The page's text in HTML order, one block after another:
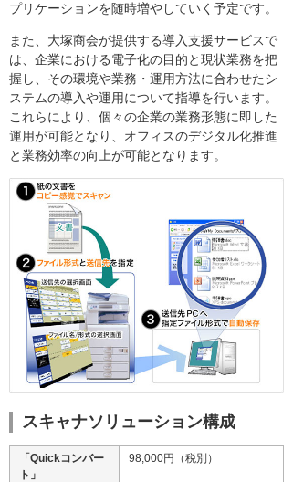
プリケーションを随時増やしていく予定です。
また、大塚商会が提供する導入支援サービスで
は、企業における電子化の目的と現状業務を把
握し、その環境や業務・運用方法に合わせたシ
ステムの導入や運用について指導を行います。
これらにより、個々の企業の業務形態に即した
運用が可能となり、オフィスのデジタル化推進
と業務効率の向上が可能となります。
スキャナソリューション構成
「Quickコンバー
ト」
98,000円（税別）